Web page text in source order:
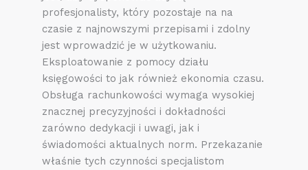
profesjonalisty, który pozostaje na na
czasie z najnowszymi przepisami i zdolny
jest wprowadzić je w użytkowaniu.
Eksploatowanie z pomocy działu
księgowości to jak również ekonomia czasu.
Obsługa rachunkowości wymaga wysokiej
znacznej precyzyjności i dokładności
zarówno dedykacji i uwagi, jak i
świadomości aktualnych norm. Przekazanie
właśnie tych czynności specjalistom